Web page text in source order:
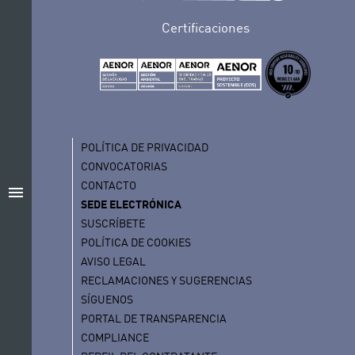
menu
Certificaciones
POLÍTICA DE PRIVACIDAD
CONVOCATORIAS
CONTACTO
SEDE ELECTRÓNICA
SUSCRÍBETE
POLÍTICA DE COOKIES
AVISO LEGAL
RECLAMACIONES Y SUGERENCIAS
SÍGUENOS
PORTAL DE TRANSPARENCIA
COMPLIANCE